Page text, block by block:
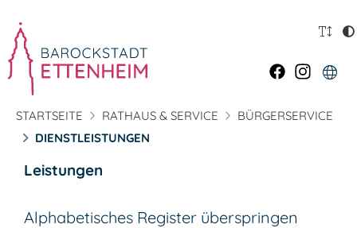
STARTSEITE RATHAUS & SERVICE
BÜRGERSERVICE
DIENSTLEISTUNGEN
Leistungen
Alphabetisches Register überspringen